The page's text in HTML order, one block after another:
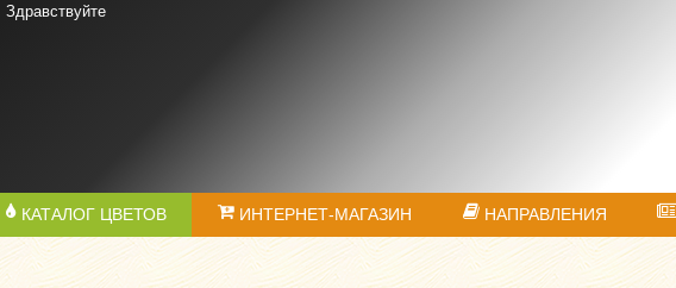
Здравствуйте
КАТАЛОГ ЦВЕТОВ ИНТЕРНЕТ-МАГАЗИН НАПРАВЛЕНИЯ